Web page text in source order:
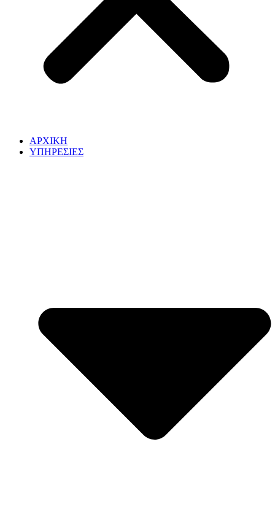
ΑΡΧΙΚΗ
ΥΠΗΡΕΣΙΕΣ